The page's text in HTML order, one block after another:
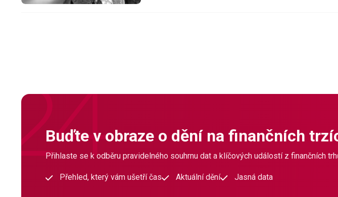
Buďte v obraze o dění na finančních
Přihlaste se k odběru pravidelného souhrnu dat a klíčových událostí z finančních
Přehled, který vám ušetří čas Aktuální dění Jasná data